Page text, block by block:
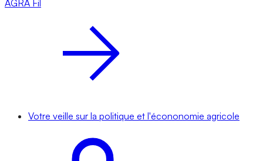
AGRA Fil
Votre veille sur la politique et l'écononomie agricole